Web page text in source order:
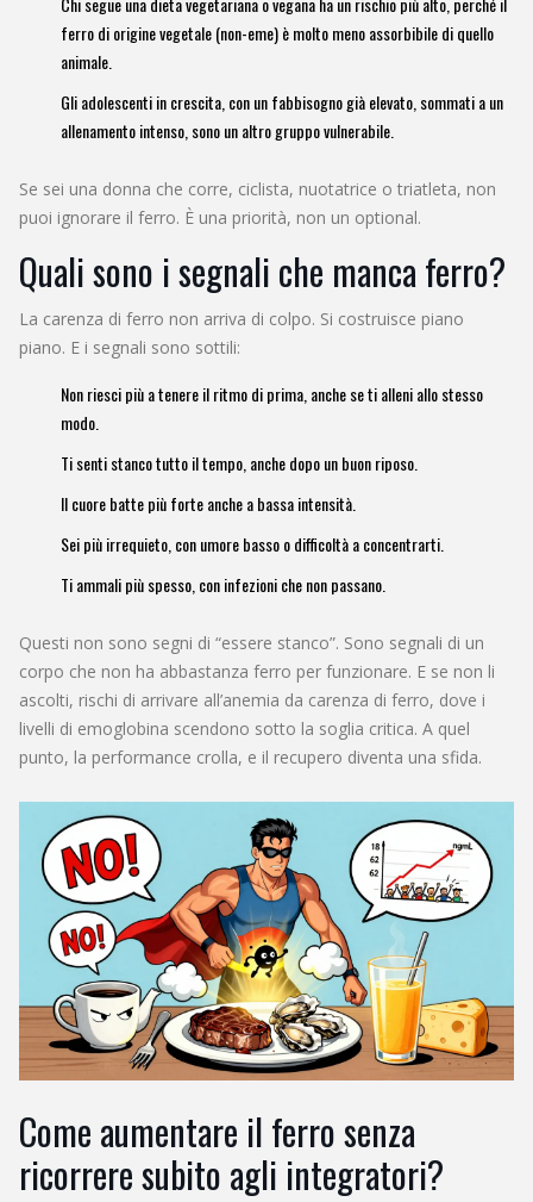
ferro di origine vegetale (non-eme) è molto meno assorbibile di quello
animale.
Gli adolescenti in crescita, con un fabbisogno già elevato, sommati a un
allenamento intenso, sono un altro gruppo vulnerabile.
Se sei una donna che corre, ciclista, nuotatrice o triatleta, non
puoi ignorare il ferro. È una priorità, non un optional.
Quali sono i segnali che manca ferro?
La carenza di ferro non arriva di colpo. Si costruisce piano
piano. E i segnali sono sottili:
Non riesci più a tenere il ritmo di prima, anche se ti alleni allo stesso
modo.
Ti senti stanco tutto il tempo, anche dopo un buon riposo.
Il cuore batte più forte anche a bassa intensità.
Sei più irrequieto, con umore basso o difficoltà a concentrarti.
Ti ammali più spesso, con infezioni che non passano.
Questi non sono segni di “essere stanco”. Sono segnali di un
corpo che non ha abbastanza ferro per funzionare. E se non li
ascolti, rischi di arrivare all’anemia da carenza di ferro, dove i
livelli di emoglobina scendono sotto la soglia critica. A quel
punto, la performance crolla, e il recupero diventa una sfida.
Come aumentare il ferro senza
ricorrere subito agli integratori?